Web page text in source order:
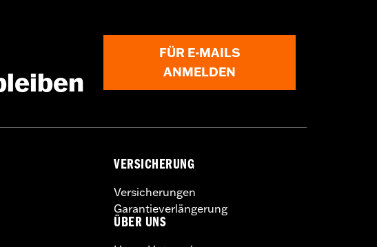
FÜR E-MAILS
ANMELDEN
VERSICHERUNG
Versicherungen
Garantieverlängerung
ÜBER UNS